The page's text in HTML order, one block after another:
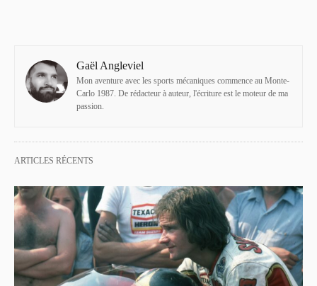
Gaël Angleviel
Mon aventure avec les sports mécaniques commence au Monte-
Carlo 1987. De rédacteur à auteur, l'écriture est le moteur de ma
passion.
ARTICLES RÉCENTS